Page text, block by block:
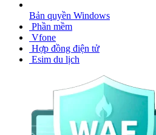
Bản quyền Windows
Phần mềm
Vfone
Hợp đồng điện tử
Esim du lịch